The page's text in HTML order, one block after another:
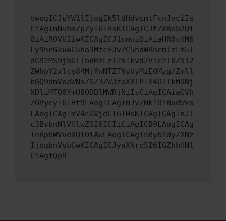
ewogICJuYW1lIjogIk5ldHdvcmtFcnJvciIs
CiAgImNvbmZpZyI6IHsKICAgICJtZXRob2Qi
OiAiR0VUIiwKICAgICJ1cmwiOiAiaHR0cHM6
Ly9hcGkueC5ha3MtcHJvZC5hdWRhcmlzLm5l
dC92MS9jbGllbnRzLzI2NTkvd2Vic2l0ZS12
ZWhpY2xlcy84MjYwNTZTNyUyMzE0Mzg/Zmll
bGQ9dmVoaWNsZSZ3ZWJzaXRlPTY4OTlkMDNj
NDliMTQ0YmU0ODBlMWRjNiIsCiAgICAiaGVh
ZGVycyI6IHt9LAogICAgImJvZHkiOiBudWxs
LAogICAgImV4cGVjdCI6IHsKICAgICAgInJl
c3BvbnNlVHlwZSI6ICIiCiAgICB9LAogICAg
InRpbWVvdXQiOiAwLAogICAgInByb2dyZXNz
IjogbnVsbCwKICAgICJyaXNreSI6IGZhbHNl
CiAgfQp9